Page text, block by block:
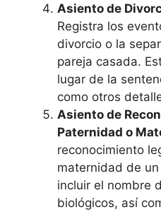
Asiento de
Registra los
divorcio o la
pareja casada.
lugar de la
como otros
Asiento de
Paternidad o
reconocimiento
maternidad de
incluir el nombre
biológicos, así